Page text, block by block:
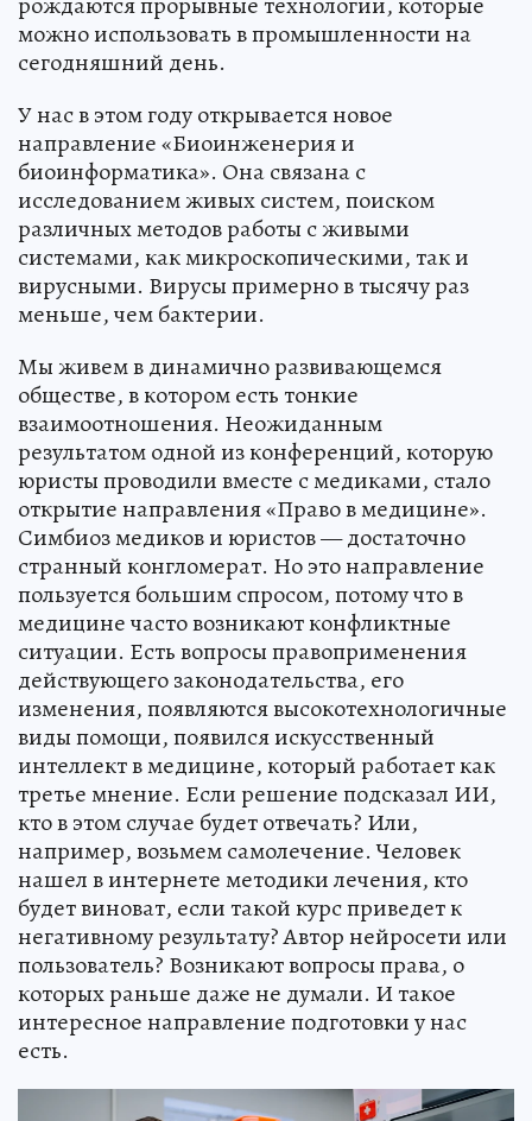
можно использовать в промышленности на
сегодняшний день.
У нас в этом году открывается новое
направление «Биоинженерия и
биоинформатика». Она связана с
исследованием живых систем, поиском
различных методов работы с живыми
системами, как микроскопическими, так и
вирусными. Вирусы примерно в тысячу раз
меньше, чем бактерии.
Мы живем в динамично развивающемся
обществе, в котором есть тонкие
взаимоотношения. Неожиданным
результатом одной из конференций, которую
юристы проводили вместе с медиками, стало
открытие направления «Право в медицине».
Симбиоз медиков и юристов — достаточно
странный конгломерат. Но это направление
пользуется большим спросом, потому что в
медицине часто возникают конфликтные
ситуации. Есть вопросы правоприменения
действующего законодательства, его
изменения, появляются высокотехнологичные
виды помощи, появился искусственный
интеллект в медицине, который работает как
третье мнение. Если решение подсказал ИИ,
кто в этом случае будет отвечать? Или,
например, возьмем самолечение. Человек
нашел в интернете методики лечения, кто
будет виноват, если такой курс приведет к
негативному результату? Автор нейросети или
пользователь? Возникают вопросы права, о
которых раньше даже не думали. И такое
интересное направление подготовки у нас
есть.